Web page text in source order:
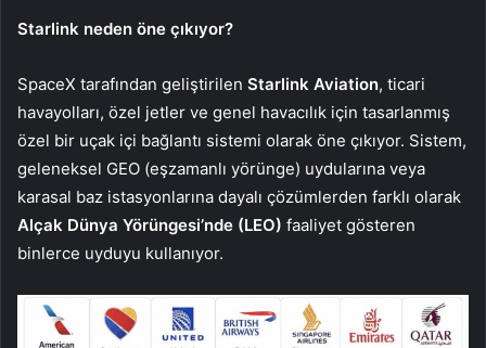
Starlink neden öne çıkıyor?
SpaceX tarafından geliştirilen Starlink Aviation, ticari
havayolları, özel jetler ve genel havacılık için tasarlanmış
özel bir uçak içi bağlantı sistemi olarak öne çıkıyor. Sistem,
geleneksel GEO (eşzamanlı yörünge) uydularına veya
karasal baz istasyonlarına dayalı çözümlerden farklı olarak
Alçak Dünya Yörüngesi’nde (LEO) faaliyet gösteren
binlerce uyduyu kullanıyor.